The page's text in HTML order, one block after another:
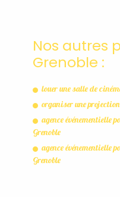
Nos autres
Grenoble :
louer une salle de
organiser une
agence événementielle
Grenoble
agence événementielle
Grenoble